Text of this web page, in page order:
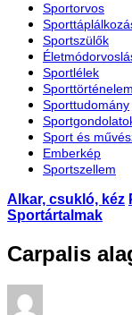
Sportorvos
Sportszülők
Sportlélek
Sporttörténelem
Sporttudomány
Sport és
Emberkép
Sportszellem
Alkar, csukló, kéz
Sportártalmak
Carpalis